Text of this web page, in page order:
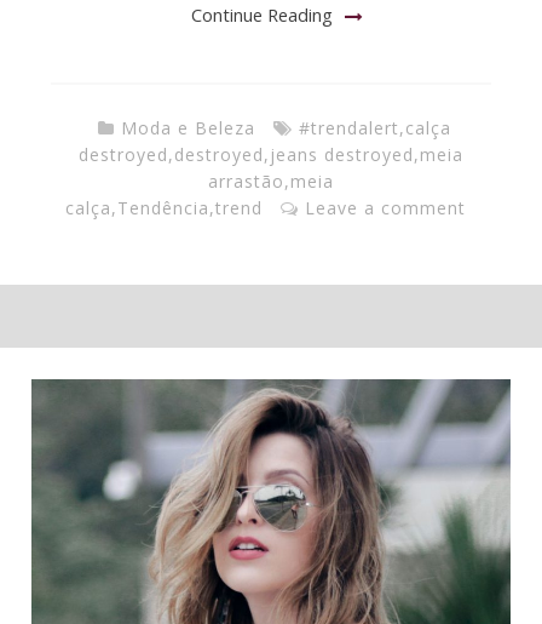
Continue Reading
Moda e Beleza #trendalert,calça
destroyed,destroyed, jeans destroyed,meia
arrastão,meia
calça,Tendência,trend Leave a comment